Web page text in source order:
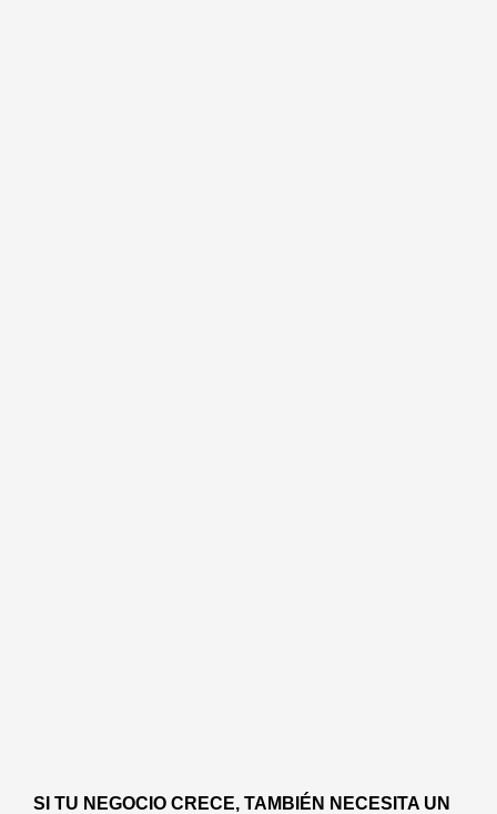
SI TU NEGOCIO CRECE, TAMBIÉN NECESITA UN